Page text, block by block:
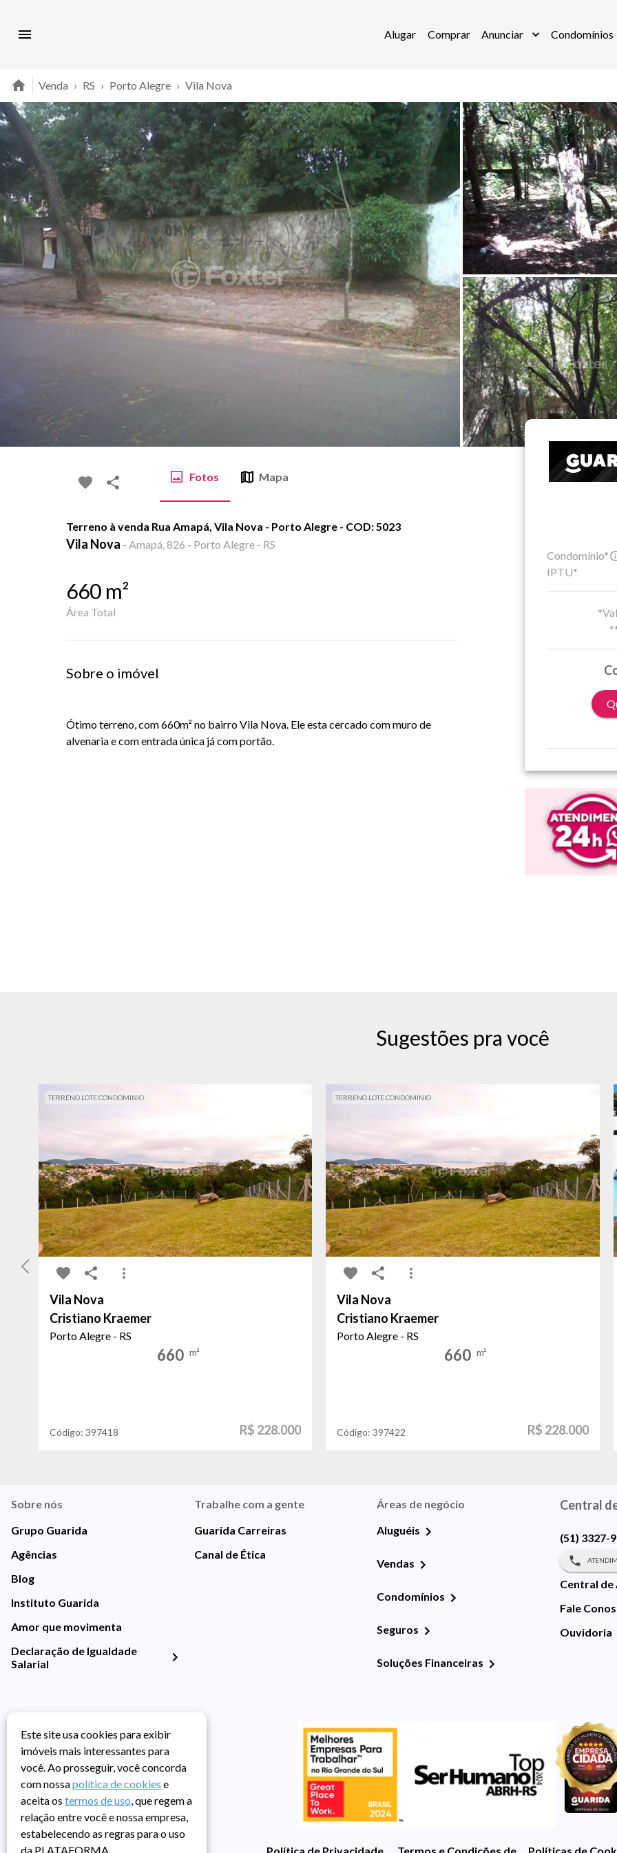
Alugar Comprar Anunciar Condomínios
Venda › RS › Porto Alegre › Vila Nova
Fotos Mapa
Terreno à venda Rua Amapá, Vila Nova - Porto Alegre - COD: 5023
Vila Nova - Amapá, 826 - Porto Alegre - RS
660 m²
Área Total
Sobre o imóvel
Ótimo terreno, com 660m² no bairro Vila Nova. Ele esta cercado com muro de
alvenaria e com entrada única já com portão.
Condomínio*
IPTU*
Sugestões pra você
TERRENO LOTE CONDOMINIO
Vila Nova
Cristiano Kraemer
Porto Alegre - RS
660 m²
Código: 397418 R$ 228.000
TERRENO LOTE CONDOMINIO
Vila Nova
Cristiano Kraemer
Porto Alegre - RS
660 m²
Código:397422 R$ 228.000
Sobre nós
Grupo Guarida
Agências
Blog
Instituto Guarida
Amor que movimenta
Declaração de Igualdade
Salarial
Trabalhe com a gente
Guarida Carreiras
Canal de Ética
Áreas de negócio
Aluguéis
Vendas
Condomínios
Seguros
Soluções Financeiras
Central
(51) 3327-
Central de
Fale
Ouvidoria
Política de Privacidade Termos e Condições de UsoPolíticas de
Este site usa cookies para exibir
imóveis mais interessantes para
você. Ao prosseguir, você concorda
com nossapolítica de cookies e
aceita os termos de uso, que regem a
relação entre você e nossa empresa,
estabelecendo as regras para o uso
da PLATAFORMA.